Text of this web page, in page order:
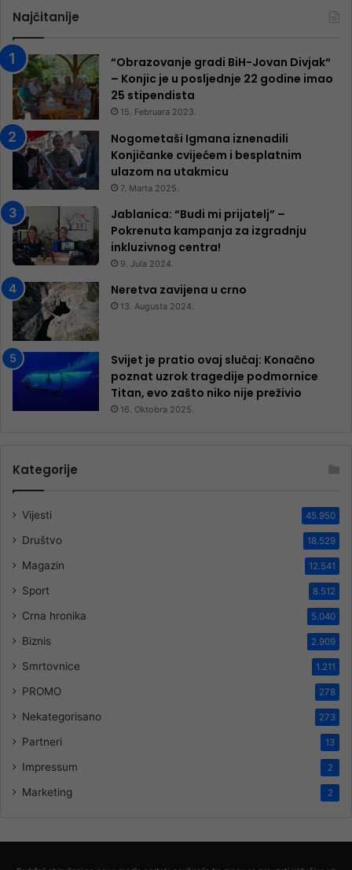
Najčitanije
“Obrazovanje gradi BiH-Jovan Divjak“
– Konjic je u posljednje 22 godine imao
25 ​​stipendista
15. Februara 2023.
Nogometaši Igmana iznenadili
Konjičanke cvijećem i besplatnim
ulazom na utakmicu
7. Marta 2025.
Jablanica: “Budi mi prijatelj” –
Pokrenuta kampanja za izgradnju
inkluzivnog centra!
9. Jula 2024.
Neretva zavijena u crno
13. Augusta 2024.
Svijet je pratio ovaj slučaj: Konačno
poznat uzrok tragedije podmornice
Titan, evo zašto niko nije preživio
16. Oktobra 2025.
Kategorije
Vijesti 45.950
Društvo 18.529
Magazin 12.541
Sport 8.512
Crna hronika 5.040
Biznis 2.909
Smrtovnice 1.211
PROMO 278
Nekategorisano 273
Partneri 13
Impressum 2
Marketing 2